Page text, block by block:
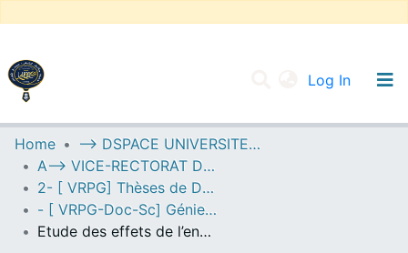
Log In
UNIVERSITY OF D.L SIDI BEL ABBES
Communities & Collections
All of DSpace
Statistics
Home
--> DSPACE UNIVERSITE DJILALLI LIABES DE SIDI BEL ABBES
A--> VICE-RECTORAT DE LA POST-GRADUATION
2- [ VRPG] Thèses de Doctorat en Sciences
- [ VRPG-Doc-Sc] Génie mécanique --- هندسة ميكانيكية
Etude des effets de l’endommagement d’adhésif et de la plasticité sur la réparation des structures fissurées.